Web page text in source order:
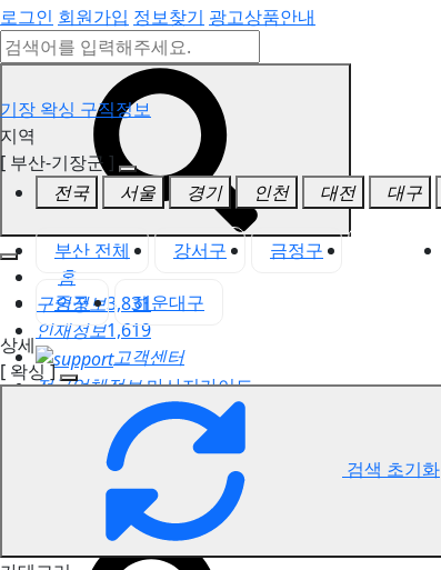
로그인 회원가입 정보찾기 광고상품안내
홈
구인정보3,831
인재정보1,619
고객센터
전국업체정보마사지가이드
업체 서비스 관리
개인 서비스 관리
기장 왁싱 구직정보
기장 왁싱 구직정보
지역
[ 부산-기장군 ]
전국
서울 경기 인천 대전 대구
부산 전체 강서구 금정구
중구
해운대구
상세
[ 왁싱 ]
검색 초기화